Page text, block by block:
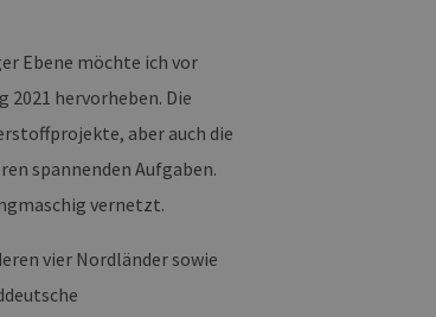
Ebene möchte ich vor
2021 hervorheben. Die
aber auch die
spannenden Aufgaben.
vernetzt.
vier Nordländer sowie